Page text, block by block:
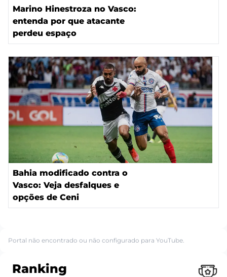
Marino Hinestroza no Vasco:
entenda por que atacante
perdeu espaço
Bahia modificado contra o
Vasco: Veja desfalques e
opções de Ceni
Portal não encontrado ou não configurado para YouTube.
Ranking